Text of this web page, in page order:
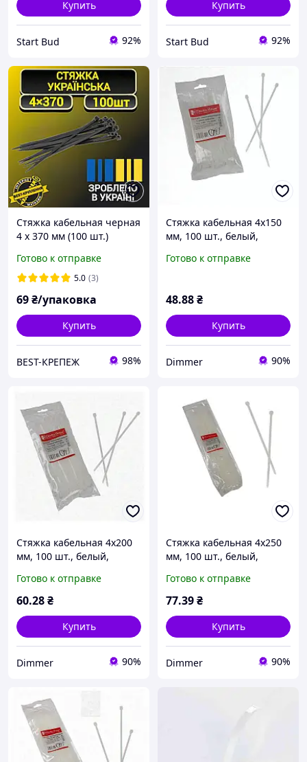
Купить
Start Bud 92%
Купить
Start Bud 92%
Стяжка кабельная черная
4 х 370 мм (100 шт.)
Готово к отправке
5.0 (3)
69₴/упаковка
Купить
BEST-КРЕПЕЖ 98%
Стяжка кабельная 4х150
мм, 100 шт., белый,
Готово к отправке
48.88₴
Купить
Dimmer 90%
Стяжка кабельная 4х200
мм, 100 шт., белый,
Готово к отправке
60.28₴
Купить
Dimmer 90%
Стяжка кабельная 4х250
мм, 100 шт., белый,
Готово к отправке
77.39₴
Купить
Dimmer 90%